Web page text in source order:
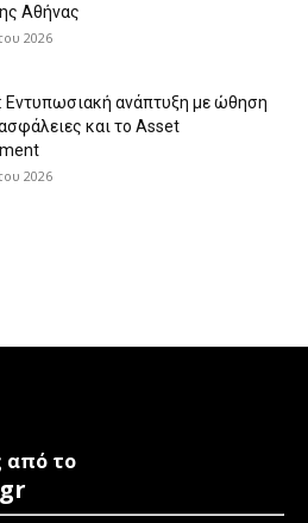
Αθήνας
2026
Eντυπωσιακή ανάπτυξη με ώθηση
και το Asset
2026
από το